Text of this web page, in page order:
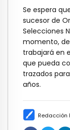
Redacción
Se espera
sucesor de
Selecciones
momento,
trabajará en
que pueda
trazados
años.